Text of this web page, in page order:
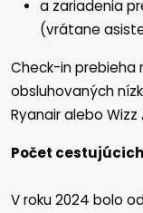
a zariadenia
(vrátane
Check-in prebieha
obsluhovaných
Ryanair alebo
Počet
V roku 2024 bolo